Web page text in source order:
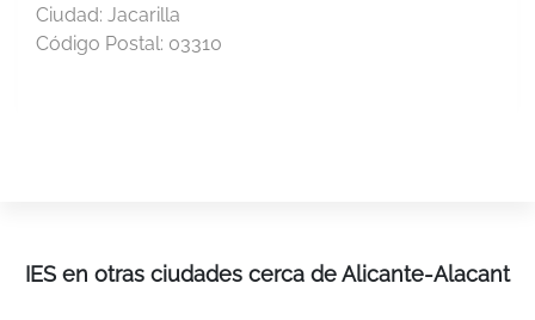
Ciudad: Jacarilla
Código Postal: 03310
IES en otras ciudades cerca de Alicante-Alacant